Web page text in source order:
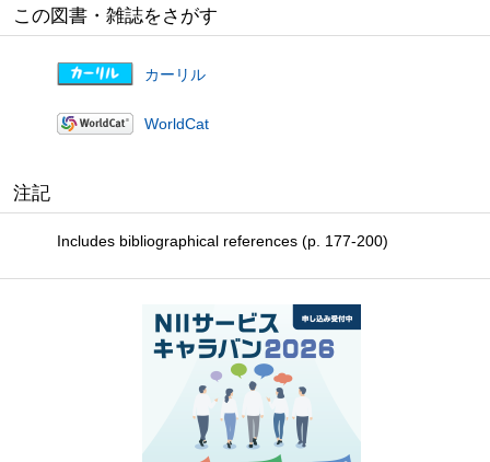
この図書・雑誌をさがす
カーリル
WorldCat
注記
Includes bibliographical references (p. 177-200)